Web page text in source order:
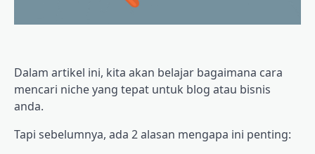
Dalam artikel ini, kita akan belajar bagaimana cara
mencari niche yang tepat untuk blog atau bisnis
anda.
Tapi sebelumnya, ada 2 alasan mengapa ini penting: